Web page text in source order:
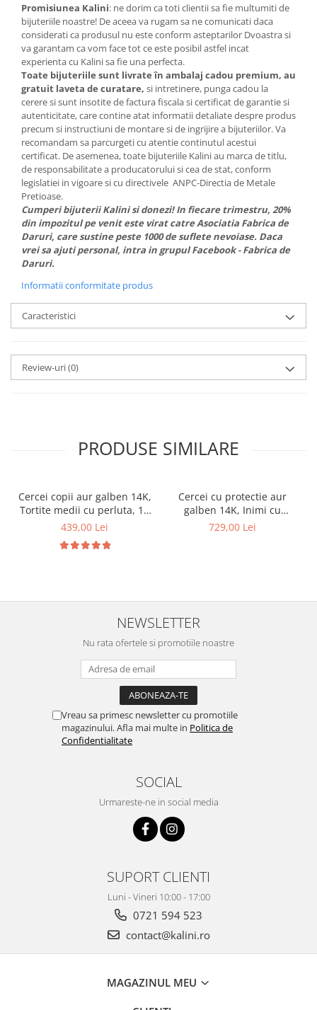
Promisiunea Kalini: ne dorim ca toti clientii sa fie multumiti de
bijuteriile noastre! De aceea va rugam sa ne comunicati daca
considerati ca produsul nu este conform asteptarilor Dvoastra si
va garantam ca vom face tot ce este posibil astfel incat
experienta cu Kalini sa fie una perfecta.
Toate bijuteriile sunt livrate în ambalaj cadou premium, au
gratuit laveta de curatare, si intretinere, punga cadou la
cerere si sunt insotite de factura fiscala si certificat de garantie si
autenticitate, care contine atat informatii detaliate despre produs
precum si instructiuni de montare si de ingrijire a bijuteriilor. Va
recomandam sa parcurgeti cu atentie continutul acestui
certificat. De asemenea, toate bijuteriile Kalini au marca de titlu,
de responsabilitate a producatorului si cea de stat, conform
legislatiei in vigoare si cu directivele ANPC-Directia de Metale
Pretioase.
Cumperi bijuterii Kalini si donezi! In fiecare trimestru, 20%
din impozitul pe venit este virat catre Asociatia Fabrica de
Daruri, care sustine peste 1000 de suflete nevoiase. Daca
vrei sa ajuti personal, intra in grupul Facebook - Fabrica de
Daruri.
Informatii conformitate produs
Caracteristici
Review-uri(0)
PRODUSE SIMILARE
Cercei copii aur galben 14K,
Tortite medii cu perluta, 10
mm
439,00 Lei
Cercei cu protectie aur
galben 14K, Inimi cu
diamant lateral 5 mm
729,00 Lei
NEWSLETTER
Nu rata ofertele si promotiile noastre
Vreau sa primesc newsletter cu promotiile
magazinului. Afla mai multe in Politica de
Confidentialitate
SOCIAL
Urmareste-ne in social media
SUPORT CLIENTI
Luni - Vineri 10:00 - 17:00
0721 594 523
contact@kalini.ro
MAGAZINUL MEU